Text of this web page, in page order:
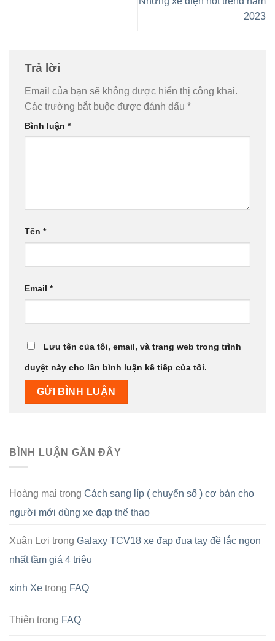
2023
Trả lời
Email của bạn sẽ không được hiển thị công khai.
Các trường bắt buộc được đánh dấu *
Bình luận *
Tên *
Email *
Lưu tên của tôi, email, và trang web trong trình
duyệt này cho lần bình luận kế tiếp của tôi.
BÌNH LUẬN GẦN ĐÂY
Hoàng mai trong Cách sang líp ( chuyển số ) cơ bản cho
người mới dùng xe đạp thể thao
Xuân Lợi trong Galaxy TCV18 xe đạp đua tay đề lắc ngon
nhất tầm giá 4 triệu
xinh Xe trong FAQ
Thiện trong FAQ